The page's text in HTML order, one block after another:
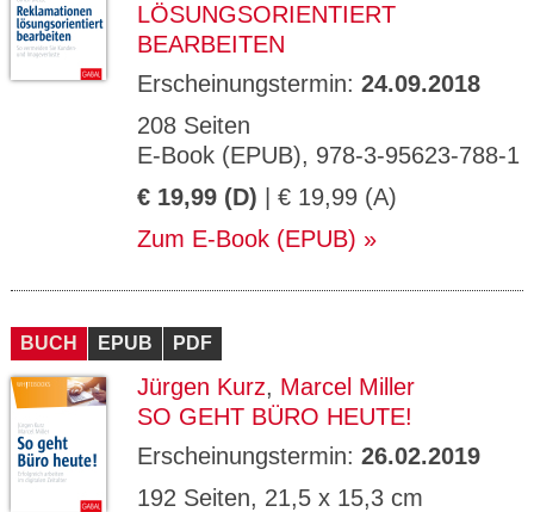
LÖSUNGSORIENTIERT
BEARBEITEN
Erscheinungstermin: 24.09.2018
208 Seiten
E-Book (EPUB), 978-3-95623-788-1
€ 19,99 (D) | € 19,99 (A)
Zum E-Book (EPUB)
BUCH EPUB PDF
Jürgen Kurz, Marcel Miller
SO GEHT BÜRO HEUTE!
Erscheinungstermin: 26.02.2019
192 Seiten, 21,5 x 15,3 cm